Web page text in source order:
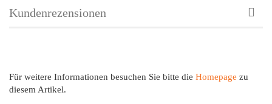
Kundenrezensionen
Für weitere Informationen besuchen Sie bitte die Homepage zu
diesem Artikel.